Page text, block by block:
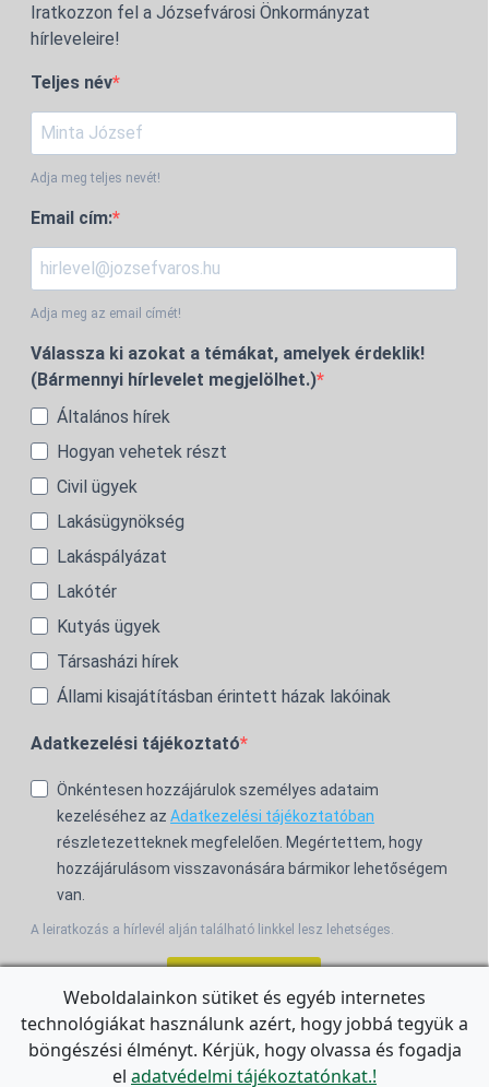
Iratkozzon fel a Józsefvárosi Önkormányzat
hírleveleire!
Teljes név
Adja meg teljes nevét!
Email cím:
Adja meg az email címét!
Válassza ki azokat a témákat, amelyek érdeklik!
(Bármennyi hírlevelet megjelölhet.)
Általános hírek
Hogyan vehetek részt
Civil ügyek
Lakásügynökség
Lakáspályázat
Lakótér
Kutyás ügyek
Társasházi hírek
Állami kisajátításban érintett házak lakóinak
Adatkezelési tájékoztató
Önkéntesen hozzájárulok személyes adataim
kezeléséhez az Adatkezelési tájékoztatóban
részletezetteknek megfelelően. Megértettem, hogy
hozzájárulásom visszavonására bármikor lehetőségem
van.
A leiratkozás a hírlevél alján található linkkel lesz lehetséges.
For the English Newsletter, clickHERE.
Weboldalainkon sütiket és egyéb internetes
technológiákat használunk azért, hogy jobbá tegyük a
böngészési élményt. Kérjük, hogy olvassa és fogadja
el adatvédelmi tájékoztatónkat.!